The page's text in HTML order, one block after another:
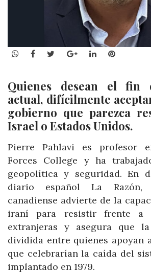
WhatsApp
Facebook
TwitterGoogle+LinkedInPinterest
Quienes desean el fin
actual, difícilmente
gobierno que parezca
Israel o Estados Unidos.
Pierre Pahlavi es profesor
Forces College y ha
geopolítica y seguridad. En
diario español La Razón,
canadiense advierte de la
iraní para resistir frente a
extranjeras y asegura que
dividida entre quienes apoyan
que celebrarían la caída del
implantado en 1979.